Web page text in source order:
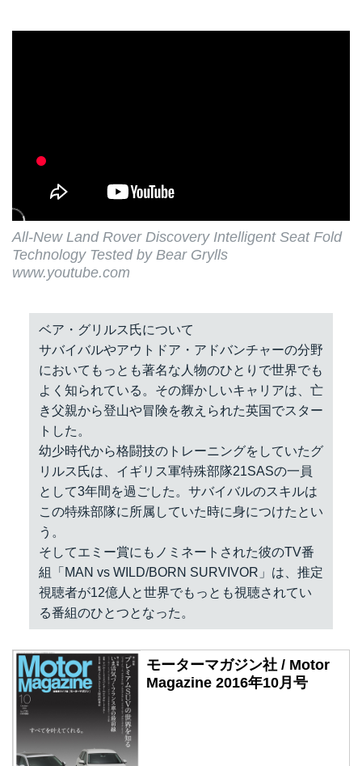
All-New Land Rover Discovery Intelligent Seat Fold
Technology Tested by Bear Grylls
www.youtube.com
ベア・グリルス氏について
サバイバルやアウトドア・アドバンチャーの分野
においてもっとも著名な人物のひとりで世界でも
よく知られている。その輝かしいキャリアは、亡
き父親から登山や冒険を教えられた英国でスター
トした。
幼少時代から格闘技のトレーニングをしていたグ
リルス氏は、イギリス軍特殊部隊21SASの一員
として3年間を過ごした。サバイバルのスキルは
この特殊部隊に所属していた時に身につけたとい
う。
そしてエミー賞にもノミネートされた彼のTV番
組「MAN vs WILD/BORN SURVIVOR」は、推定
視聴者が12億人と世界でもっとも視聴されてい
る番組のひとつとなった。
モーターマガジン社 / Motor
Magazine 2016年10月号